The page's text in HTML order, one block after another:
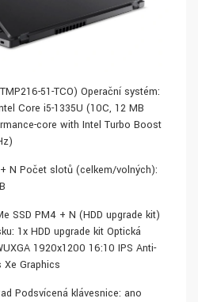
51-TCO) Operační systém:
Core i5-1335U (10C, 12 MB
core with Intel Turbo Boost
N Počet slotů (celkem/volných):
SSD PM4 + N (HDD upgrade kit)
1x HDD upgrade kit Optická
1920x1200 16:10 IPS Anti-
Xe Graphics
Podsvícená klávesnice: ano